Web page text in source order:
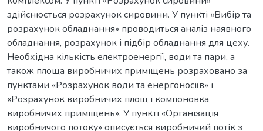
здійснюється розрахунок сировини. У пункті «Вибір та
розрахунок обладнання» проводиться аналіз наявного
обладнання, розрахунок і підбір обладнання для цеху.
Необхідна кількість електроенергії, води та пари, а
також площа виробничих приміщень розраховано за
пунктами «Розрахунок води та енергоносіїв» і
«Розрахунок виробничих площ і компоновка
виробничих приміщень». У пункті «Організація
виробничого потоку» описується виробничий потік з